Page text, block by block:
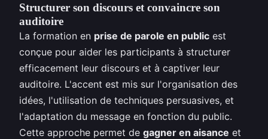
Structurer son discours et convaincre son
auditoire
La formation en prise de parole en public est
conçue pour aider les participants à structurer
efficacement leur discours et à captiver leur
auditoire. L'accent est mis sur l'organisation des
idées, l'utilisation de techniques persuasives, et
l'adaptation du message en fonction du public.
Cette approche permet de gagner en aisance et